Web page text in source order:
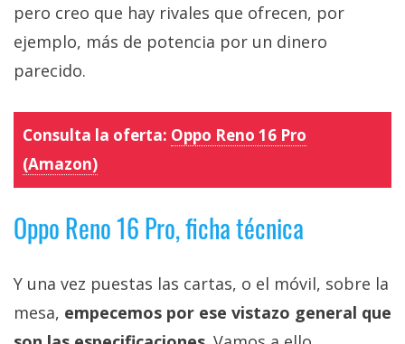
pero creo que hay rivales que ofrecen, por
ejemplo, más de potencia por un dinero
parecido.
Consulta la oferta: Oppo Reno 16 Pro
(Amazon)
Oppo Reno 16 Pro, ficha técnica
Y una vez puestas las cartas, o el móvil, sobre la
mesa, empecemos por ese vistazo general que